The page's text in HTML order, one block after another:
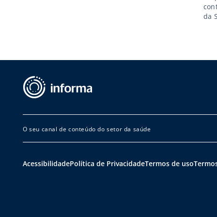
da
TI
O seu canal de conteúdo do setor da saúde
AcessibilidadePolítica de PrivacidadeTermos de uso